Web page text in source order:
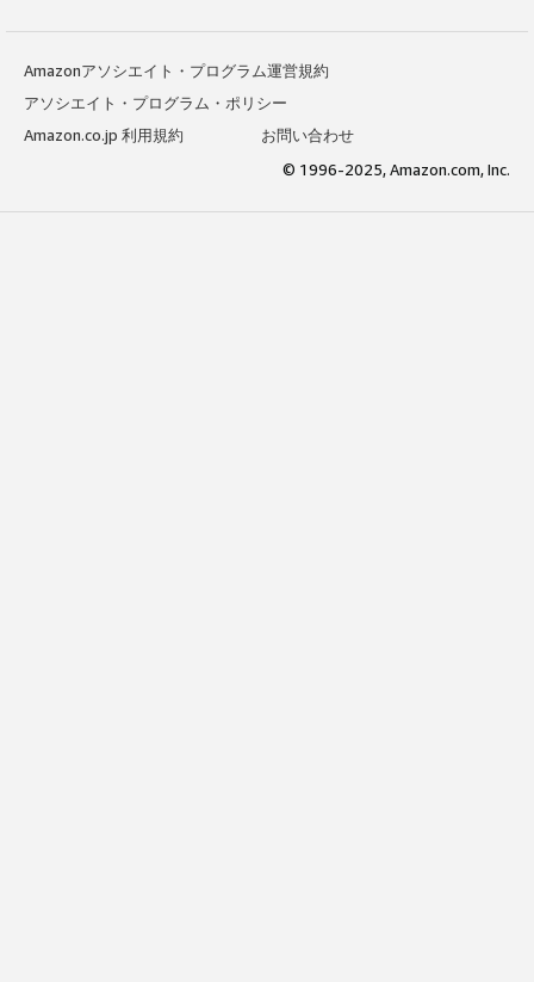
Amazonアソシエイト・プログラム運営規約
アソシエイト・プログラム・ポリシー
Amazon.co.jp 利用規約
お問い合わせ
© 1996-2025, Amazon.com, Inc.